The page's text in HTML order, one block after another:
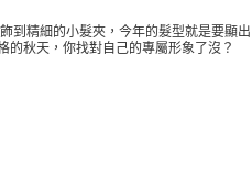
到精細的小髮夾，今年的髮型就是要顯出
的秋天，你找對自己的專屬形象了沒？